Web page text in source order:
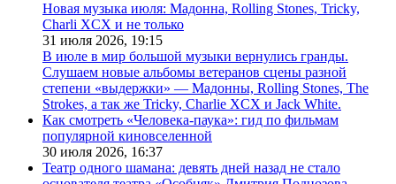
Новая музыка июля: Мадонна, Rolling Stones, Tricky,
Charli XCX и не только
31 июля 2026, 19:15
В июле в мир большой музыки вернулись гранды.
Слушаем новые альбомы ветеранов сцены разной
степени «выдержки» — Мадонны, Rolling Stones, The
Strokes, а так же Tricky, Charlie XCX и Jack White.
Как смотреть «Человека-паука»: гид по фильмам
популярной киновселенной
30 июля 2026, 16:37
Театр одного шамана: девять дней назад не стало